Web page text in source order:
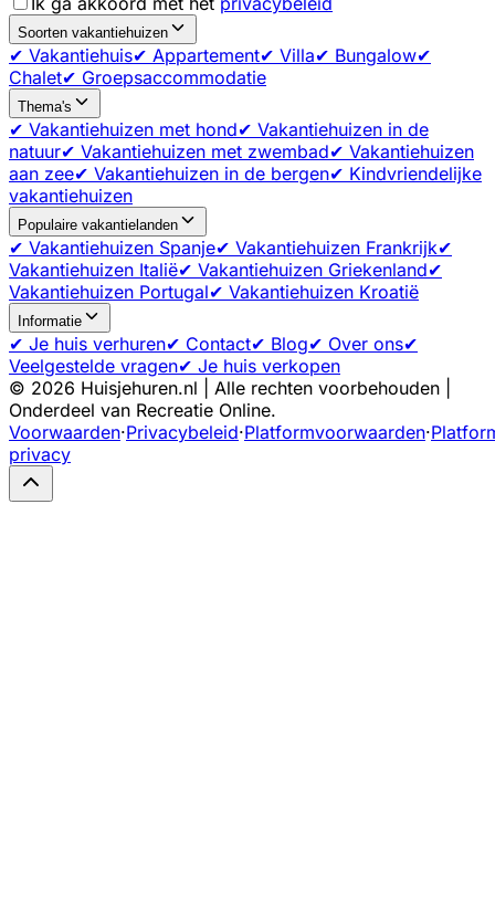
Soorten vakantiehuizen
✔ Vakantiehuis✔ Appartement✔ Villa✔ Bungalow✔
Chalet✔ Groepsaccommodatie
Thema's
✔ Vakantiehuizen met hond✔ Vakantiehuizen in de
natuur✔ Vakantiehuizen met zwembad✔ Vakantiehuizen
aan zee✔ Vakantiehuizen in de bergen✔ Kindvriendelijke
vakantiehuizen
Populaire vakantielanden
✔ Vakantiehuizen Spanje✔ Vakantiehuizen Frankrijk✔
Vakantiehuizen Italië✔ Vakantiehuizen Griekenland✔
Vakantiehuizen Portugal✔ Vakantiehuizen Kroatië
Informatie
✔ Je huis verhuren✔ Contact✔ Blog✔ Over ons✔
Veelgestelde vragen✔ Je huis verkopen
© 2026 Huisjehuren.nl | Alle rechten voorbehouden |
Onderdeel van Recreatie Online.
Voorwaarden·Privacybeleid·Platformvoorwaarden·
privacy